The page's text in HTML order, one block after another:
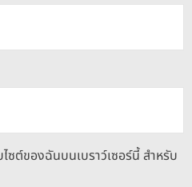
ซต์ของฉันบนเบราว์เซอร์นี้ สำหรับ